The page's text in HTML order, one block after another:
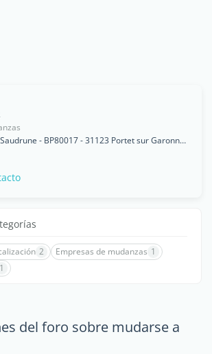
2 chemin de la Saudrune - BP80017 - 31123 Portet sur Garonne cedex
2 Empresas de mudanzas 1
1
del foro sobre mudarse a